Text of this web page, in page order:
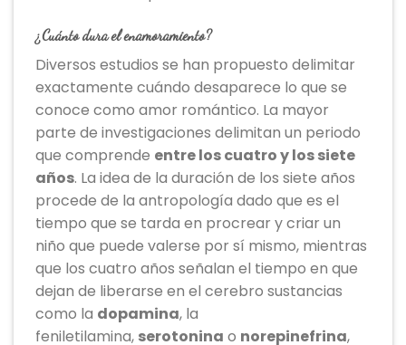
¿Cuánto dura el enamoramiento?
Diversos estudios se han propuesto delimitar
exactamente cuándo desaparece lo que se
conoce como amor romántico. La mayor
parte de investigaciones delimitan un periodo
que comprende entre los cuatro y los siete
años. La idea de la duración de los siete años
procede de la antropología dado que es el
tiempo que se tarda en procrear y criar un
niño que puede valerse por sí mismo, mientras
que los cuatro años señalan el tiempo en que
dejan de liberarse en el cerebro sustancias
como la dopamina, la
feniletilamina, serotonina o norepinefrina,